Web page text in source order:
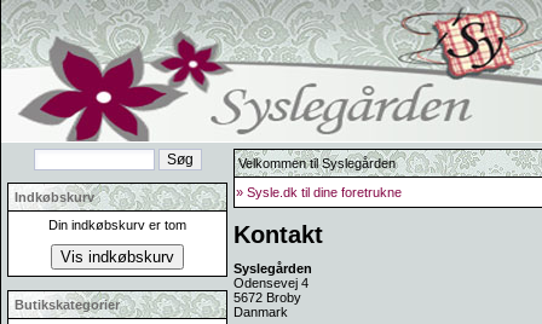
Indkøbskurv
Din indkøbskurv er tom
Butikskategorier
Velkommen til Syslegården
» Sysle.dk til dine foretrukne
Kontakt
Syslegården
Odensevej 4
5672 Broby
Danmark